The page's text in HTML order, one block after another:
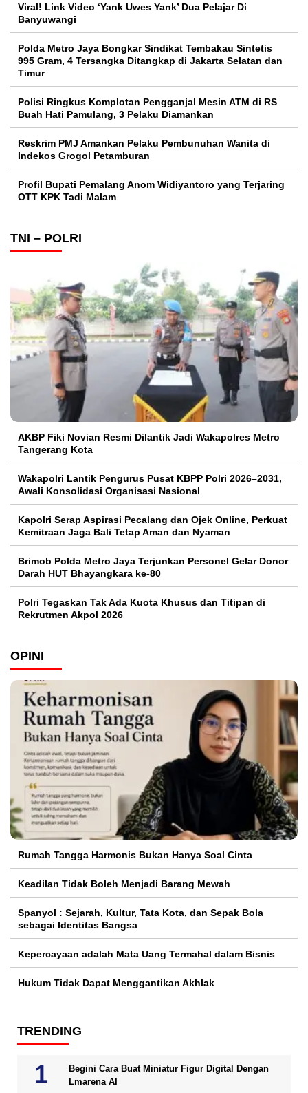
Viral! Link Video ‘Yank Uwes Yank’ Dua Pelajar Di
Banyuwangi
Polda Metro Jaya Bongkar Sindikat Tembakau Sintetis
995 Gram, 4 Tersangka Ditangkap di Jakarta Selatan dan
Timur
Polisi Ringkus Komplotan Pengganjal Mesin ATM di RS
Buah Hati Pamulang, 3 Pelaku Diamankan
Reskrim PMJ Amankan Pelaku Pembunuhan Wanita di
Indekos Grogol Petamburan
Profil Bupati Pemalang Anom Widiyantoro yang Terjaring
OTT KPK Tadi Malam
TNI – POLRI
AKBP Fiki Novian Resmi Dilantik Jadi Wakapolres Metro
Tangerang Kota
Wakapolri Lantik Pengurus Pusat KBPP Polri 2026–2031,
Awali Konsolidasi Organisasi Nasional
Kapolri Serap Aspirasi Pecalang dan Ojek Online, Perkuat
Kemitraan Jaga Bali Tetap Aman dan Nyaman
Brimob Polda Metro Jaya Terjunkan Personel Gelar Donor
Darah HUT Bhayangkara ke-80
Polri Tegaskan Tak Ada Kuota Khusus dan Titipan di
Rekrutmen Akpol 2026
OPINI
Rumah Tangga Harmonis Bukan Hanya Soal Cinta
Keadilan Tidak Boleh Menjadi Barang Mewah
Spanyol : Sejarah, Kultur, Tata Kota, dan Sepak Bola
sebagai Identitas Bangsa
Kepercayaan adalah Mata Uang Termahal dalam Bisnis
Hukum Tidak Dapat Menggantikan Akhlak
TRENDING
Begini Cara Buat Miniatur Figur Digital Dengan
Lmarena AI